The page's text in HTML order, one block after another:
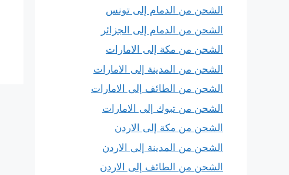
الشحن من الدمام إلى تونس
الشحن من الدمام إلى الجزائر
الشحن من مكة إلى الامارات
الشحن من المدينة إلى الامارات
الشحن من الطائف إلى الامارات
الشحن من تبوك إلى الامارات
الشحن من مكة إلى الاردن
الشحن من المدينة إلى الاردن
الشحن من الطائف إلى الاردن